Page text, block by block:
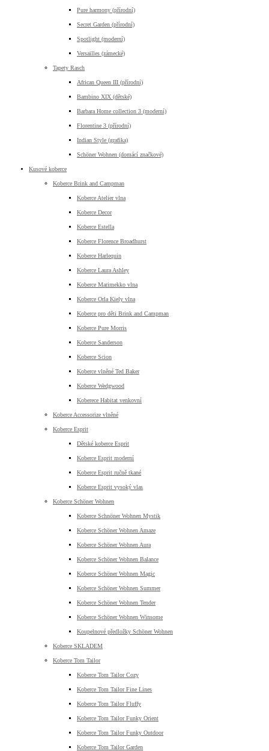
Pure harmony (přírodní)
Secret Garden (přírodní)
Spotlight (moderní)
Versailles (zámecké)
Tapety Rasch
African Queen III (přírodní)
Bambino XIX (dětské)
Barbara Home collection 3 (moderní)
Florentine 3 (přírodní)
Indian Style (grafika)
Schöner Wohnen (domácí značkové)
Kusové koberce
Koberce Brink and Campman
Koberce Atelier vlna
Koberce Decor
Koberce Estella
Koberce Florence Broadhurst
Koberce Harlequin
Koberce Laura Ashley
Koberce Marimekko vlna
Koberce Orla Kiely vlna
Koberce pro děti Brink and Campman
Koberce Pure Morris
Koberce Sanderson
Koberce Scion
Koberce vlněné Ted Baker
Koberce Wedgwood
Koberece Habitat venkovní
Koberce Accessorize vlněné
Koberce Esprit
Dětské koberce Esprit
Koberce Esprit moderní
Koberce Esprit ručně tkané
Koberce Esprit vysoký vlas
Koberce Schöner Wohnen
Koberce Schnöner Wohnen Mystik
Koberce Schöner Wohnen Amaze
Koberce Schöner Wohnen Aura
Koberce Schöner Wohnen Balance
Koberce Schöner Wohnen Magic
Koberce Schöner Wohnen Summer
Koberce Schöner Wohnen Tender
Koberce Schöner Wohnen Winsome
Koupelnové předložky Schöner Wohnen
Koberce SKLADEM
Koberce Tom Tailor
Koberce Tom Tailor Cozy
Koberce Tom Tailor Fine Lines
Koberce Tom Tailor Fluffy
Koberce Tom Tailor Funky Orient
Koberce Tom Tailor Funky Outdoor
Koberce Tom Tailor Garden